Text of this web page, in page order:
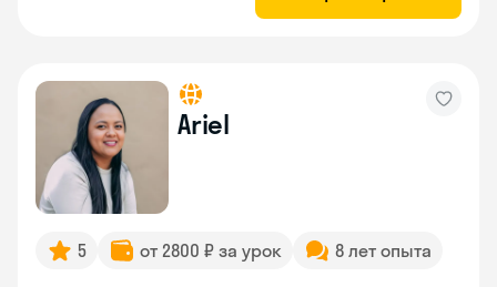
Ariel
5 от 2800 ₽ за урок 8 лет опыта